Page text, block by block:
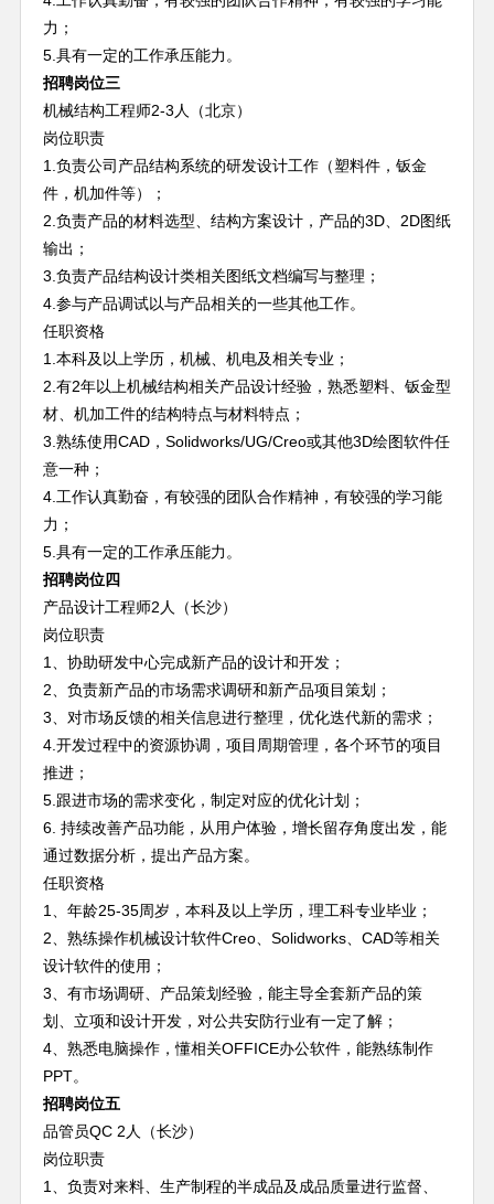
力；
5.具有一定的工作承压能力。
招聘岗位三
机械结构工程师2-3人（北京）
岗位职责
1. 负责公司产品结构系统的研发设计工作（塑料件，钣金
件，机加件等）；
2.负责产品的材料选型、结构方案设计，产品的3D、2D图纸
输出；
3.负责产品结构设计类相关图纸文档编写与整理；
4.参与产品调试以与产品相关的一些其他工作。
任职资格
1.本科及以上学历，机械、机电及相关专业；
2.有2年以上机械结构相关产品设计经验，熟悉塑料、钣金型
材、机加工件的结构特点与材料特点；
3.熟练使用CAD，Solidworks/UG/Creo或其他3D绘图软件任
意一种；
4.工作认真勤奋，有较强的团队合作精神，有较强的学习能
力；
5.具有一定的工作承压能力。
招聘岗位四
产品设计工程师2人（长沙）
岗位职责
1、协助研发中心完成新产品的设计和开发；
2、负责新产品的市场需求调研和新产品项目策划；
3、对市场反馈的相关信息进行整理，优化迭代新的需求；
4.开发过程中的资源协调，项目周期管理，各个环节的项目
推进；
5.跟进市场的需求变化，制定对应的优化计划；
6. 持续改善产品功能，从用户体验，增长留存角度出发，能
通过数据分析，提出产品方案。
任职资格
1、年龄25-35周岁，本科及以上学历，理工科专业毕业；
2、熟练操作机械设计软件Creo、Solidworks、CAD等相关
设计软件的使用；
3、有市场调研、产品策划经验，能主导全套新产品的策
划、立项和设计开发，对公共安防行业有一定了解；
4、熟悉电脑操作，懂相关OFFICE办公软件，能熟练制作
PPT。
招聘岗位五
品管员QC 2人（长沙）
岗位职责
1、负责对来料、生产制程的半成品及成品质量进行监督、